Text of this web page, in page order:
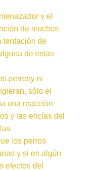
y el
de muchos
tentación de
de estas
perrosy ni
sólo el
una reacción
y las encías del
los perros
y si en algún
efectos del